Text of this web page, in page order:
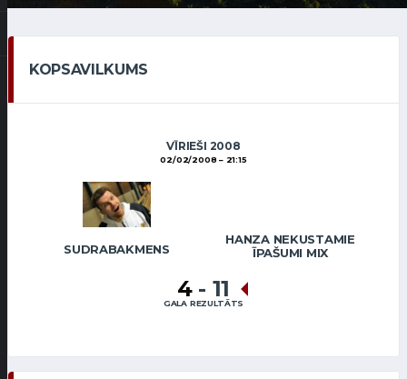
KOPSAVILKUMS
VĪRIEŠI 2008
02/02/2008 21:15
SUDRABAKMENS
HANZA NEKUSTAMIE
ĪPAŠUMI MIX
4 - 11
GALA REZULTĀTS